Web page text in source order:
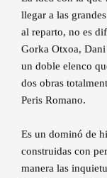
llegar a las
al reparto, no es
Gorka Otxoa,
un doble elenco
dos obras
Peris Romano.
Es un dominó de
construidas con
manera las